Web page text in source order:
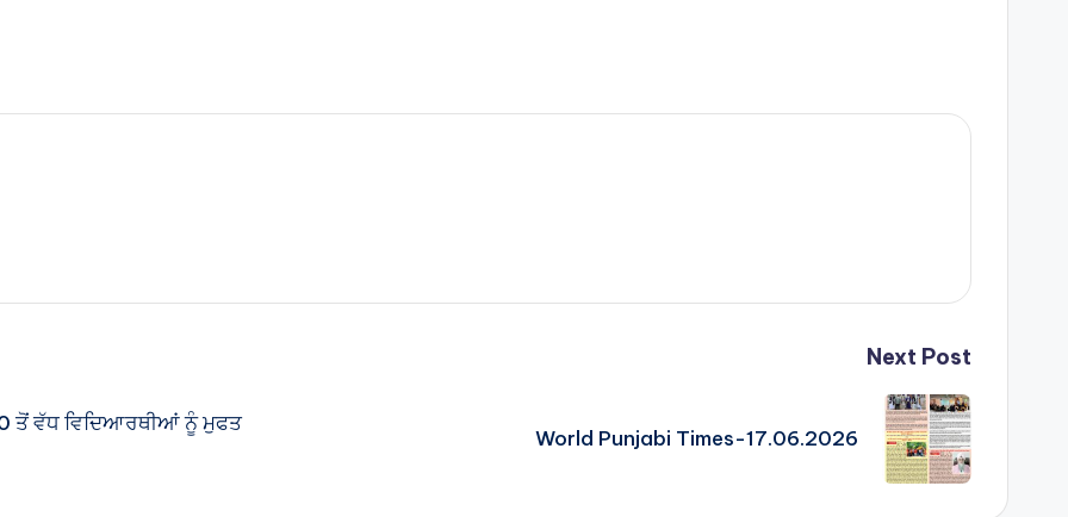
ਤੋਂ ਵੱਧ ਵਿਦਿਆਰਥੀਆਂ ਨੂੰ ਮੁਫਤ
Next Post
World Punjabi Times-17.06.2026